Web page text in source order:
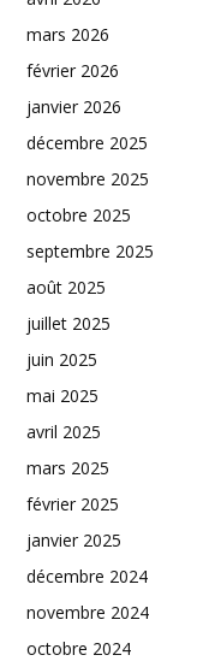
mars 2026
février 2026
janvier 2026
décembre 2025
novembre 2025
octobre 2025
septembre 2025
août 2025
juillet 2025
juin 2025
mai 2025
avril 2025
mars 2025
février 2025
janvier 2025
décembre 2024
novembre 2024
octobre 2024